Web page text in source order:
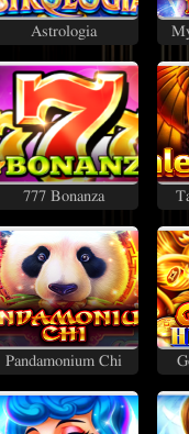
Astrologia
777 Bonanza
Pandamonium Chi